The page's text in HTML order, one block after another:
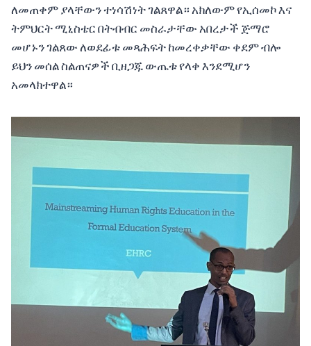
ለመጠቀም ያላቸውን ተነሳሽነት ገልጸዋል። አክለውም የኢሰመኮ እና
ትምህርት ሚኒስቴር በትብብር መስራታቸው አበረታች ጅማሮ
መሆኑን ገልጸው ለወደፊቱ መጻሕፍት ከመረቀቃቸው ቀደም ብሎ
ይህን መሰል ስልጠናዎች ቢዘጋጁ ውጤቱ የላቀ እንደሚሆን
አመላክተዋል።